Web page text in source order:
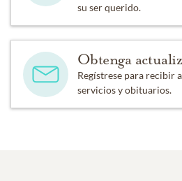
su ser querido.
Obtenga
Regístrese para recibir
servicios y obituarios.